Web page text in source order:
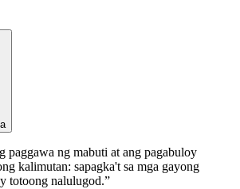
paggawa ng mabuti at ang pagabuloy
kalimutan: sapagka't sa mga gayong
totoong nalulugod.”